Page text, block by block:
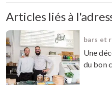
Articles liés à
bars et
Une
du bon